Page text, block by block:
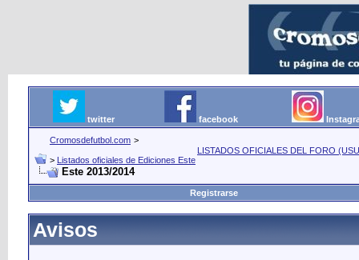
twitter facebook
Cromosdefutbol.com >
LISTADOS OFICIALES DEL FORO
> Listados oficiales de Ediciones Este
Este 2013/2014
Registrarse
Avisos